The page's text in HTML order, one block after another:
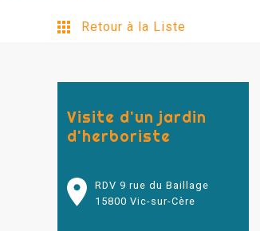
Retour à la Liste
Visite d'un jardin
d'herboriste
RDV 9 rue du Baillage
15800 Vic-sur-Cère